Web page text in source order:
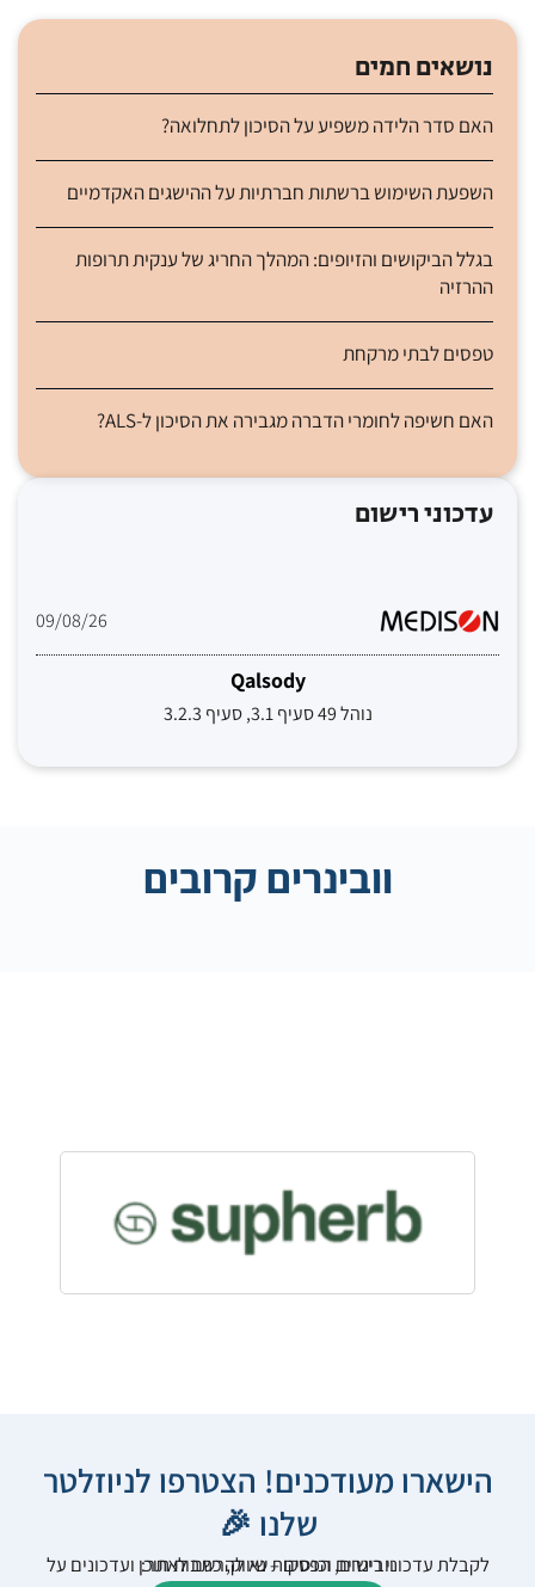
נושאים חמים
האם סדר הלידה משפיע על הסיכון לתחלואה?
השפעת השימוש ברשתות חברתיות על ההישגים האקדמיים
בגלל הביקושים והזיופים: המהלך החריג של ענקית תרופות
ההרזיה
טפסים לבתי מרקחת
האם חשיפה לחומרי הדברה מגבירה את הסיכון ל-ALS?
עדכוני רישום
09/08/26
Qalsody
נוהל 49 סעיף 3.1, סעיף 3.2.3
וובינרים קרובים
הישארו מעודכנים! הצטרפו לניוזלטר
שלנו 🎉
לקבלת עדכוני רישום, הפסקות שיווק, כתבות תוכן ועדכונים על וובינרים וכנסים – נא להרשם לאתר: